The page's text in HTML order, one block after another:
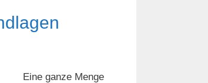
Eine ganze Menge